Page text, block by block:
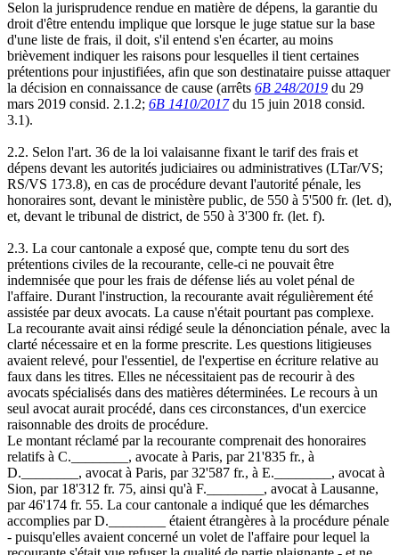
Selon la jurisprudence rendue en matière de dépens, la garantie du
droit d'être entendu implique que lorsque le juge statue sur la base
d'une liste de frais, il doit, s'il entend s'en écarter, au moins
brièvement indiquer les raisons pour lesquelles il tient certaines
prétentions pour injustifiées, afin que son destinataire puisse attaquer
la décision en connaissance de cause (arrêts 6B 248/2019 du 29
mars 2019 consid. 2.1.2; 6B 1410/2017du 15 juin 2018 consid.
3.1).
2.2. Selon l'art. 36 de la loi valaisanne fixant le tarif des frais et
dépens devant les autorités judiciaires ou administratives (LTar/VS;
RS/VS 173.8), en cas de procédure devant l'autorité pénale, les
honoraires sont, devant le ministère public, de 550 à 5'500 fr. (let. d),
et, devant le tribunal de district, de 550 à 3'300 fr. (let. f).
2.3. La cour cantonale a exposé que, compte tenu du sort des
prétentions civiles de la recourante, celle-ci ne pouvait être
indemnisée que pour les frais de défense liés au volet pénal de
l'affaire. Durant l'instruction, la recourante avait régulièrement été
assistée par deux avocats. La cause n'était pourtant pas complexe.
La recourante avait ainsi rédigé seule la dénonciation pénale, avec la
clarté nécessaire et en la forme prescrite. Les questions litigieuses
avaient relevé, pour l'essentiel, de l'expertise en écriture relative au
faux dans les titres. Elles ne nécessitaient pas de recourir à des
avocats spécialisés dans des matières déterminées. Le recours à un
seul avocat aurait procédé, dans ces circonstances, d'un exercice
raisonnable des droits de procédure.
Le montant réclamé par la recourante comprenait des honoraires
relatifs à C.________, avocate à Paris, par 21'835 fr., à
D.________, avocat à Paris, par 32'587 fr., à E.________, avocat à
Sion, par 18'312 fr. 75, ainsi qu'à F.________, avocat à Lausanne,
par 46'174 fr. 55. La cour cantonale a indiqué que les démarches
accomplies par D.________ étaient étrangères à la procédure pénale
- puisqu'elles avaient concerné un volet de l'affaire pour lequel la